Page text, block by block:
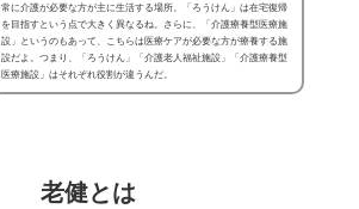
常に介護が必要な方が主に生活する場所。「ろうけん」は在宅復帰
を目指すという点で大きく異なるね。さらに、「介護療養型医療施
設」というのもあって、こちらは医療ケアが必要な方が療養する施
設だよ。つまり、「ろうけん」「介護老人福祉施設」「介護療養型
医療施設」はそれぞれ役割が違うんだ。
老健とは